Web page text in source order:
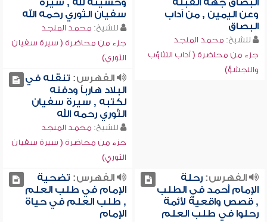
البصاق جهة القبلة
وعن اليمين , من آداب
البصاق
للشيخ: محمد المنجد
جزء من محاضرة ( آداب التثاؤب
والتجشؤ)
وخشيته لله , سيرة
سفيان الثوري رحمه الله
للشيخ: محمد المنجد
جزء من محاضرة ( سيرة سفيان
الثوري)
الفهرس: تنقله في
البلاد هارباً ودفنه
لكتبه , سيرة سفيان
الثوري رحمه الله
للشيخ: محمد المنجد
جزء من محاضرة ( سيرة سفيان
الثوري)
الفهرس:رحلة
الإمام أحمد في الطلب
, قصص واقعية لأئمة
رحلوا في طلب العلم
الفهرس: تضحية
الإمام في طلب العلم
, طلب العلم في حياة
الإمام